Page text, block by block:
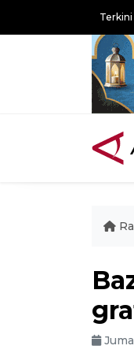
Terkini